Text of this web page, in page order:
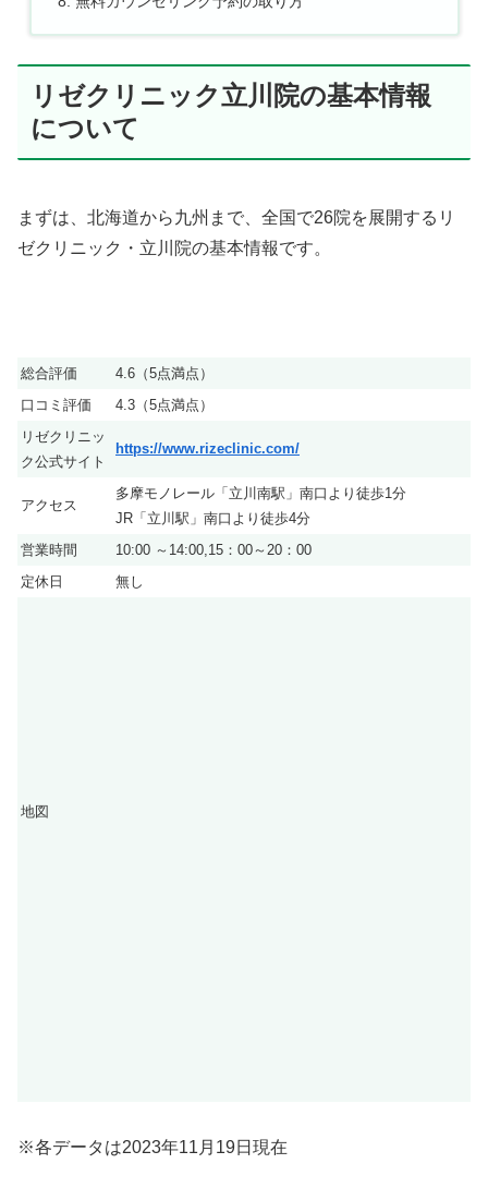
リゼクリニック立川院の基本情報
について
まずは、北海道から九州まで、全国で26院を展開するリ
ゼクリニック・立川院の基本情報です。
総合評価
4.6（5点満点）
口コミ評価
4.3（5点満点）
リゼクリニッ
ク公式サイト
https://www.rizeclinic.com/
アクセス
多摩モノレール「立川南駅」南口より徒歩1分
JR「立川駅」南口より徒歩4分
営業時間
10:00 ～14:00,15：00～20：00
定休日
無し
地図
※各データは2023年11月19日現在